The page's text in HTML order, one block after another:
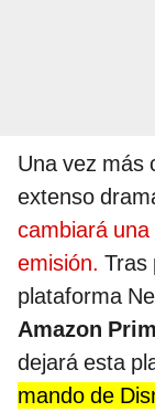
Una vez más
extenso
cambiará
emisión. Tras
plataforma
Amazon
dejará esta
mando de